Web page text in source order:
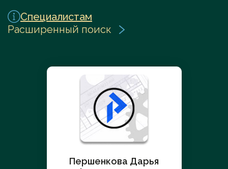
Специалистам
Расширенный поиск
Першенкова Дарья